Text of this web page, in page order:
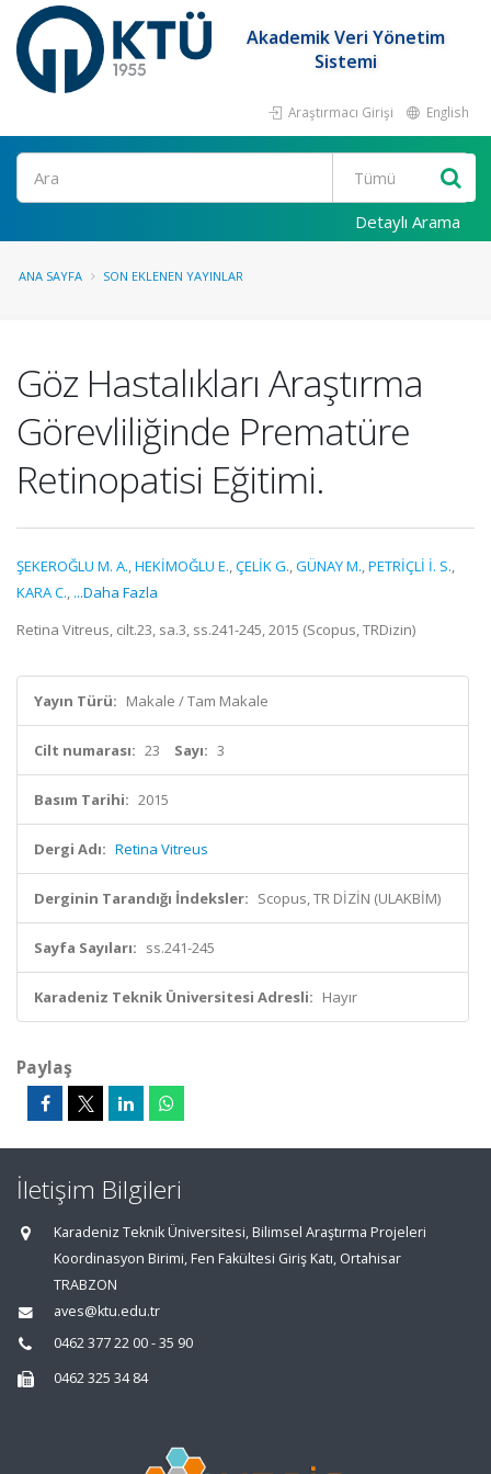
Akademik Veri Yönetim
Sistemi
Araştırmacı Girişi English
Ara
Detaylı Arama
ANA SAYFA SON EKLENEN YAYINLAR
Göz Hastalıkları Araştırma
Görevliliğinde Prematüre
Retinopatisi Eğitimi.
ŞEKEROĞLU M. A.,HEKİMOĞLU E.,ÇELİK G.,GÜNAY M.,PETRİÇLİ İ. S.,
KARA C., ...Daha Fazla
Retina Vitreus, cilt.23, sa.3, ss.241-245, 2015 (Scopus, TRDizin)
Yayın Türü: Makale / Tam Makale
Cilt numarası: 23 Sayı: 3
Basım Tarihi: 2015
Dergi Adı: Retina Vitreus
Derginin Tarandığı İndeksler: Scopus, TR DİZİN (ULAKBİM)
Sayfa Sayıları: ss.241-245
Karadeniz Teknik Üniversitesi Adresli: Hayır
Paylaş
İletişim Bilgileri
Karadeniz Teknik Üniversitesi, Bilimsel Araştırma Projeleri
Koordinasyon Birimi, Fen Fakültesi Giriş Katı, Ortahisar
TRABZON
aves@ktu.edu.tr
0462 377 22 00 - 35 90
0462 325 34 84